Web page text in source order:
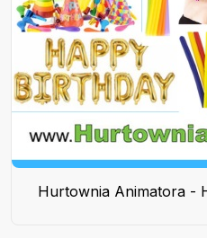
Hurtownia Animatora -